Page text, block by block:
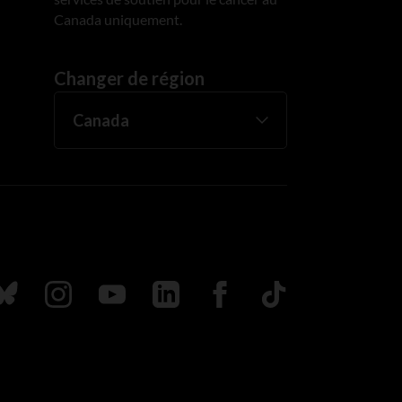
Canada uniquement.
Changer de région
nous sur Bluesky
Suivez nous sur Instagram
Suivez nous sur Youtube
Suivez nous sur LinkedIn
Suivez nous sur
TikTok